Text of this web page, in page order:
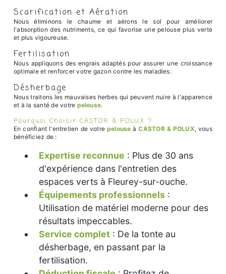
Scarification et Aération
Nous éliminons le chaume et aérons le sol pour améliorer
l'absorption des nutriments, ce qui favorise une pelouse plus verte
et plus vigoureuse.
Fertilisation
Nous appliquons des engrais adaptés pour assurer une croissance
optimale et renforcer votre gazon contre les maladies.
Désherbage
Nous traitons les mauvaises herbes qui peuvent nuire à l'apparence
et à la santé de votre pelouse.
Pourquoi Choisir CASTOR & POLUX ?
En confiant l'entretien de votre pelouse àCASTOR & POLUX, vous
bénéficiez de :
Expertise reconnue : Plus de 30 ans
d'expérience dans l'entretien des
espaces verts à Fleurey-sur-ouche.
Équipements professionnels :
Utilisation de matériel moderne pour des
résultats impeccables.
Service complet : De la tonte au
désherbage, en passant par la
fertilisation.